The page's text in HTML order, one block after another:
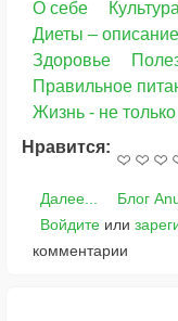
О себе
Культура
Диеты – описание
Здоровье
Правильное
Жизнь - не
Нравится:
Далее... Блог
Войдитеили
комментарии